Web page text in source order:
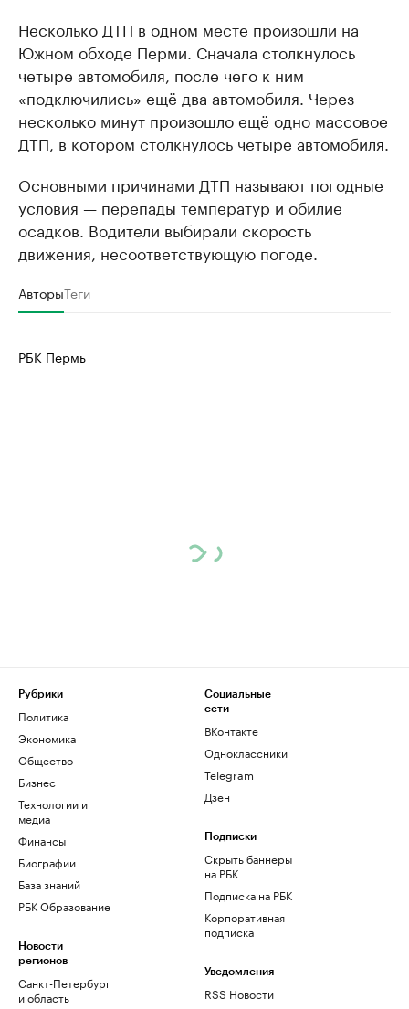
Несколько ДТП в одном месте произошли на
Южном обходе Перми. Сначала столкнулось
четыре автомобиля, после чего к ним
«подключились» ещё два автомобиля. Через
несколько минут произошло ещё одно массовое
ДТП, в котором столкнулось четыре автомобиля.
Основными причинами ДТП называют погодные
условия — перепады температур и обилие
осадков. Водители выбирали скорость
движения, несоответствующую погоде.
АвторыТеги
РБК Пермь
Рубрики
Политика
Экономика
Общество
Бизнес
Технологии и
медиа
Финансы
Биографии
База знаний
РБК Образование
Новости
регионов
Санкт-Петербург
и область
Социальные
сети
ВКонтакте
Одноклассники
Telegram
Дзен
Подписки
Скрыть баннеры
на РБК
Подписка на РБК
Корпоративная
подписка
Уведомления
RSS Новости